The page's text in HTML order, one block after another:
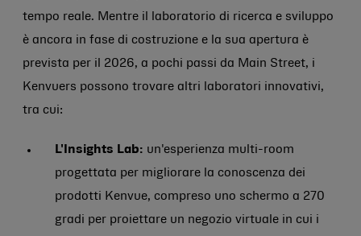
tempo reale. Mentre il laboratorio di ricerca e sviluppo
è ancora in fase di costruzione e la sua apertura è
prevista per il 2026, a pochi passi da Main Street, i
Kenvuers possono trovare altri laboratori innovativi,
tra cui:
L'Insights Lab: un'esperienza multi-room
progettata per migliorare la conoscenza dei
prodotti Kenvue, compreso uno schermo a 270
gradi per proiettare un negozio virtuale in cui i